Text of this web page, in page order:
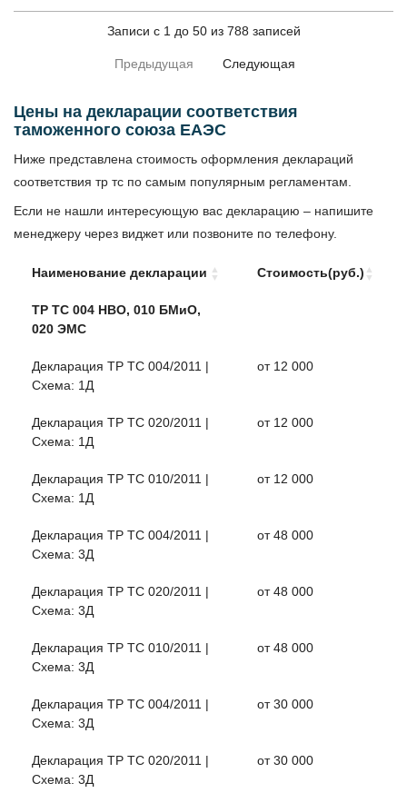
Записи с 1 до 50 из 788 записей
Предыдущая Следующая
Цены на декларации соответствия
таможенного союза ЕАЭС
Ниже представлена стоимость оформления деклараций
соответствия тр тс по самым популярным регламентам.
Если не нашли интересующую вас декларацию – напишите
менеджеру через виджет или позвоните по телефону.
Наименование декларации
Стоимость(руб.)
ТР ТС 004 НВО, 010 БМиО,
020 ЭМС
Декларация ТР ТС 004/2011 |
Схема: 1Д
от 12 000
Декларация ТР ТС 020/2011 |
Схема: 1Д
от 12 000
Декларация ТР ТС 010/2011 |
Схема: 1Д
от 12 000
Декларация ТР ТС 004/2011 |
Схема: 3Д
от 48 000
Декларация ТР ТС 020/2011 |
Схема: 3Д
от 48 000
Декларация ТР ТС 010/2011 |
Схема: 3Д
от 48 000
Декларация ТР ТС 004/2011 |
Схема: 3Д
от 30 000
Декларация ТР ТС 020/2011 |
Схема: 3Д
от 30 000